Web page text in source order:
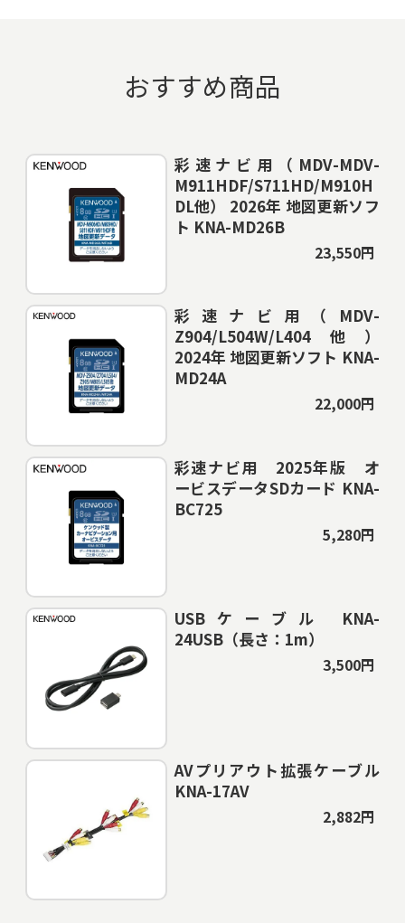
おすすめ商品
彩速ナビ用（MDV-MDV-
M911HDF/S711HD/M910H
DL他） 2026年 地図更新ソフ
ト KNA-MD26B
23,550円
彩速ナビ用（MDV-
Z904/L504W/L404他）
2024年 地図更新ソフト KNA-
MD24A
22,000円
彩速ナビ用 2025年版 オ
ービスデータSDカード KNA-
BC725
5,280円
USBケーブル KNA-
24USB（長さ：1m）
3,500円
AVプリアウト拡張ケーブル
KNA-17AV
2,882円